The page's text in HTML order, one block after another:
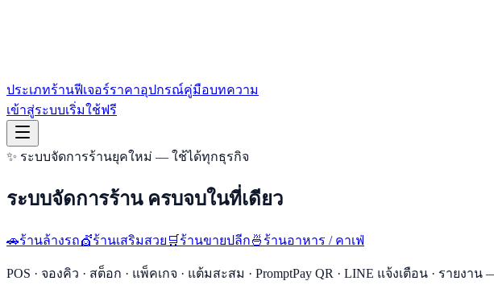
ประเภทร้านฟีเจอร์ราคาอุปกรณ์คู่มือบทความ
เข้าสู่ระบบเริ่มใช้ฟรี
✨ ระบบจัดการร้านยุคใหม่ — ใช้ได้ทุกธุรกิจ
ระบบจัดการร้าน ครบจบในที่เดียว
🚗ร้านล้างรถ💇ร้านเสริมสวย 🛒 ร้านขายปลีก🍜 ร้านอาหาร / คาเฟ่
POS · จองคิว · สต็อก · แพ็คเกจ · แต้มสะสม · PromptPay QR · LINE แจ้งเตือน · รายง